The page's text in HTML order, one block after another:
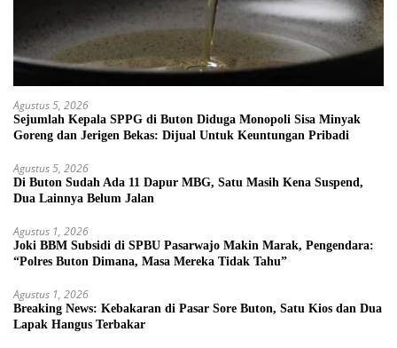
Agustus 5, 2026
Sejumlah Kepala SPPG di Buton Diduga Monopoli Sisa Minyak
Goreng dan Jerigen Bekas: Dijual Untuk Keuntungan Pribadi
Agustus 5, 2026
Di Buton Sudah Ada 11 Dapur MBG, Satu Masih Kena Suspend,
Dua Lainnya Belum Jalan
Agustus 1, 2026
Joki BBM Subsidi di SPBU Pasarwajo Makin Marak, Pengendara:
“Polres Buton Dimana, Masa Mereka Tidak Tahu”
Agustus 1, 2026
Breaking News: Kebakaran di Pasar Sore Buton, Satu Kios dan Dua
Lapak Hangus Terbakar